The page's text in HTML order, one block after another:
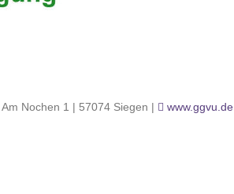
Nochen 1 | 57074 Siegen | www.ggvu.de